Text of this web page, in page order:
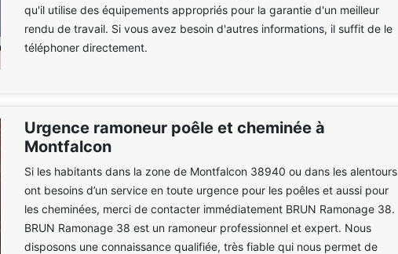
qu'il utilise des équipements appropriés pour la garantie d'un meilleur
rendu de travail. Si vous avez besoin d'autres informations, il suffit de le
téléphoner directement.
Urgence ramoneur poêle et cheminée à
Montfalcon
Si les habitants dans la zone de Montfalcon 38940 ou dans les alentours
ont besoins d’un service en toute urgence pour les poêles et aussi pour
les cheminées, merci de contacter immédiatement BRUN Ramonage 38.
BRUN Ramonage 38 est un ramoneur professionnel et expert. Nous
disposons une connaissance qualifiée, très fiable qui nous permet de